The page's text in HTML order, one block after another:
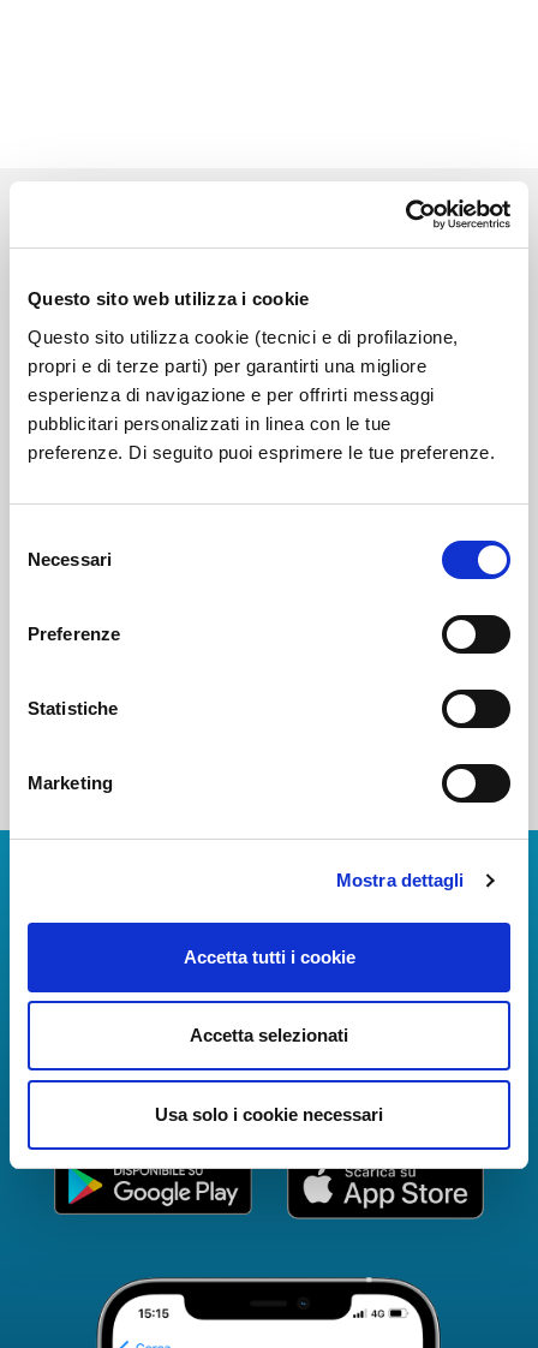
Questo sito web utilizza i cookie
Questo sito utilizza cookie (tecnici e di profilazione,
propri e di terze parti) per garantirti una migliore
esperienza di navigazione e per offrirti messaggi
pubblicitari personalizzati in linea con le tue
preferenze. Di seguito puoi esprimere le tue preferenze.
delNecessari
Preferenze
Statistiche
Marketing
Mostra dettagli
Accetta tutti i cookie
Accetta selezionati
Usa solo i cookie necessari
Link correlati
Bandi Comunitari
Scarica l'app
Napoli!
Informazioni in tempo reale sui voli, tutti i servizi e i
numeri utili per rendere la tua esperienza
completa.